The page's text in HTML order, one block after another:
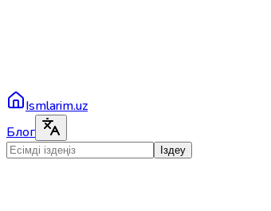
Ismlarim.uz
Блог
Іздеу